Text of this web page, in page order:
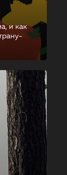
и как